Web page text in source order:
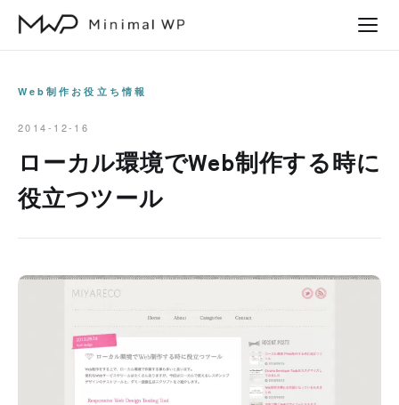
Web制作お役立ち情報
2014-12-16
ローカル環境でWeb制作する時に
役立つツール